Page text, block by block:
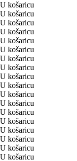
U košaricu
U košaricu
U košaricu
U košaricu
U košaricu
U košaricu
U košaricu
U košaricu
U košaricu
U košaricu
U košaricu
U košaricu
U košaricu
U košaricu
U košaricu
U košaricu
U košaricu
U košaricu